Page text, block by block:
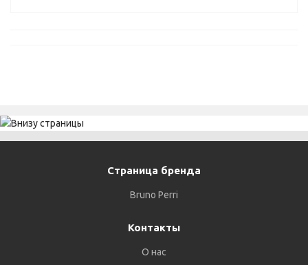
Страница бренда
Bruno Perri
Контакты
О нас